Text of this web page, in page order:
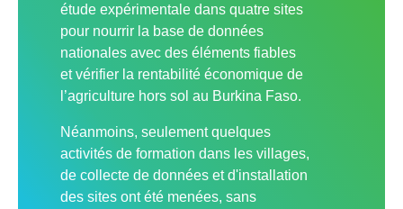
étude expérimentale dans quatre sites
pour nourrir la base de données
nationales avec des éléments fiables
et vérifier la rentabilité économique de
l’agriculture hors sol au Burkina Faso.
Néanmoins, seulement quelques
activités de formation dans les villages,
de collecte de données et d'installation
des sites ont été menées, sans